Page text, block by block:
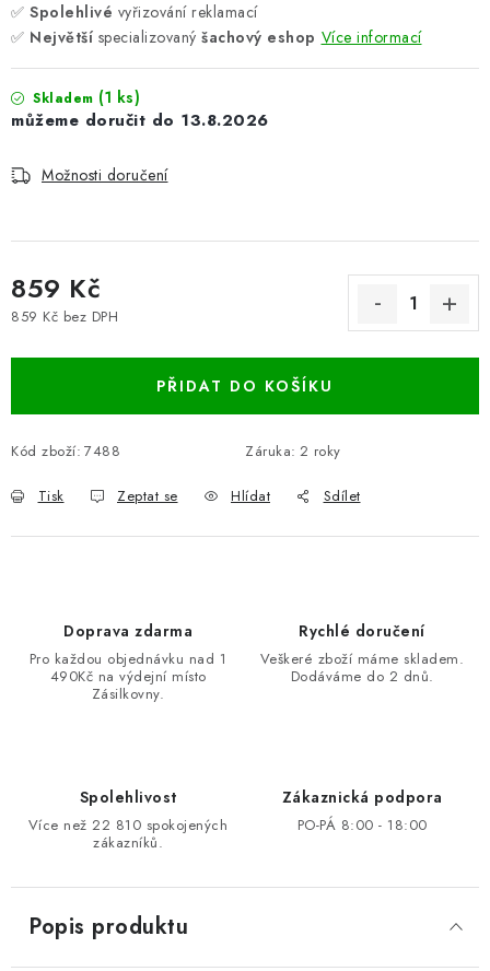
✅ Spolehlivé vyřizování reklamací
✅ Největší specializovaný šachový eshop Více informací
Skladem (1 ks)
13.8.2026
Možnosti doručení
859 Kč
859 Kč bez DPH
PŘIDAT DO KOŠÍKU
Kód zboží: 7488 Záruka: 2 roky
Tisk Zeptat se Hlídat Sdílet
Doprava zdarma
Pro každou objednávku nad 1
490Kč na výdejní místo
Zásilkovny.
Rychlé doručení
Veškeré zboží máme skladem.
Dodáváme do 2 dnů.
Spolehlivost
Více než 22 810 spokojených
zákazníků.
Zákaznická podpora
PO-PÁ 8:00 - 18:00
Popis produktu